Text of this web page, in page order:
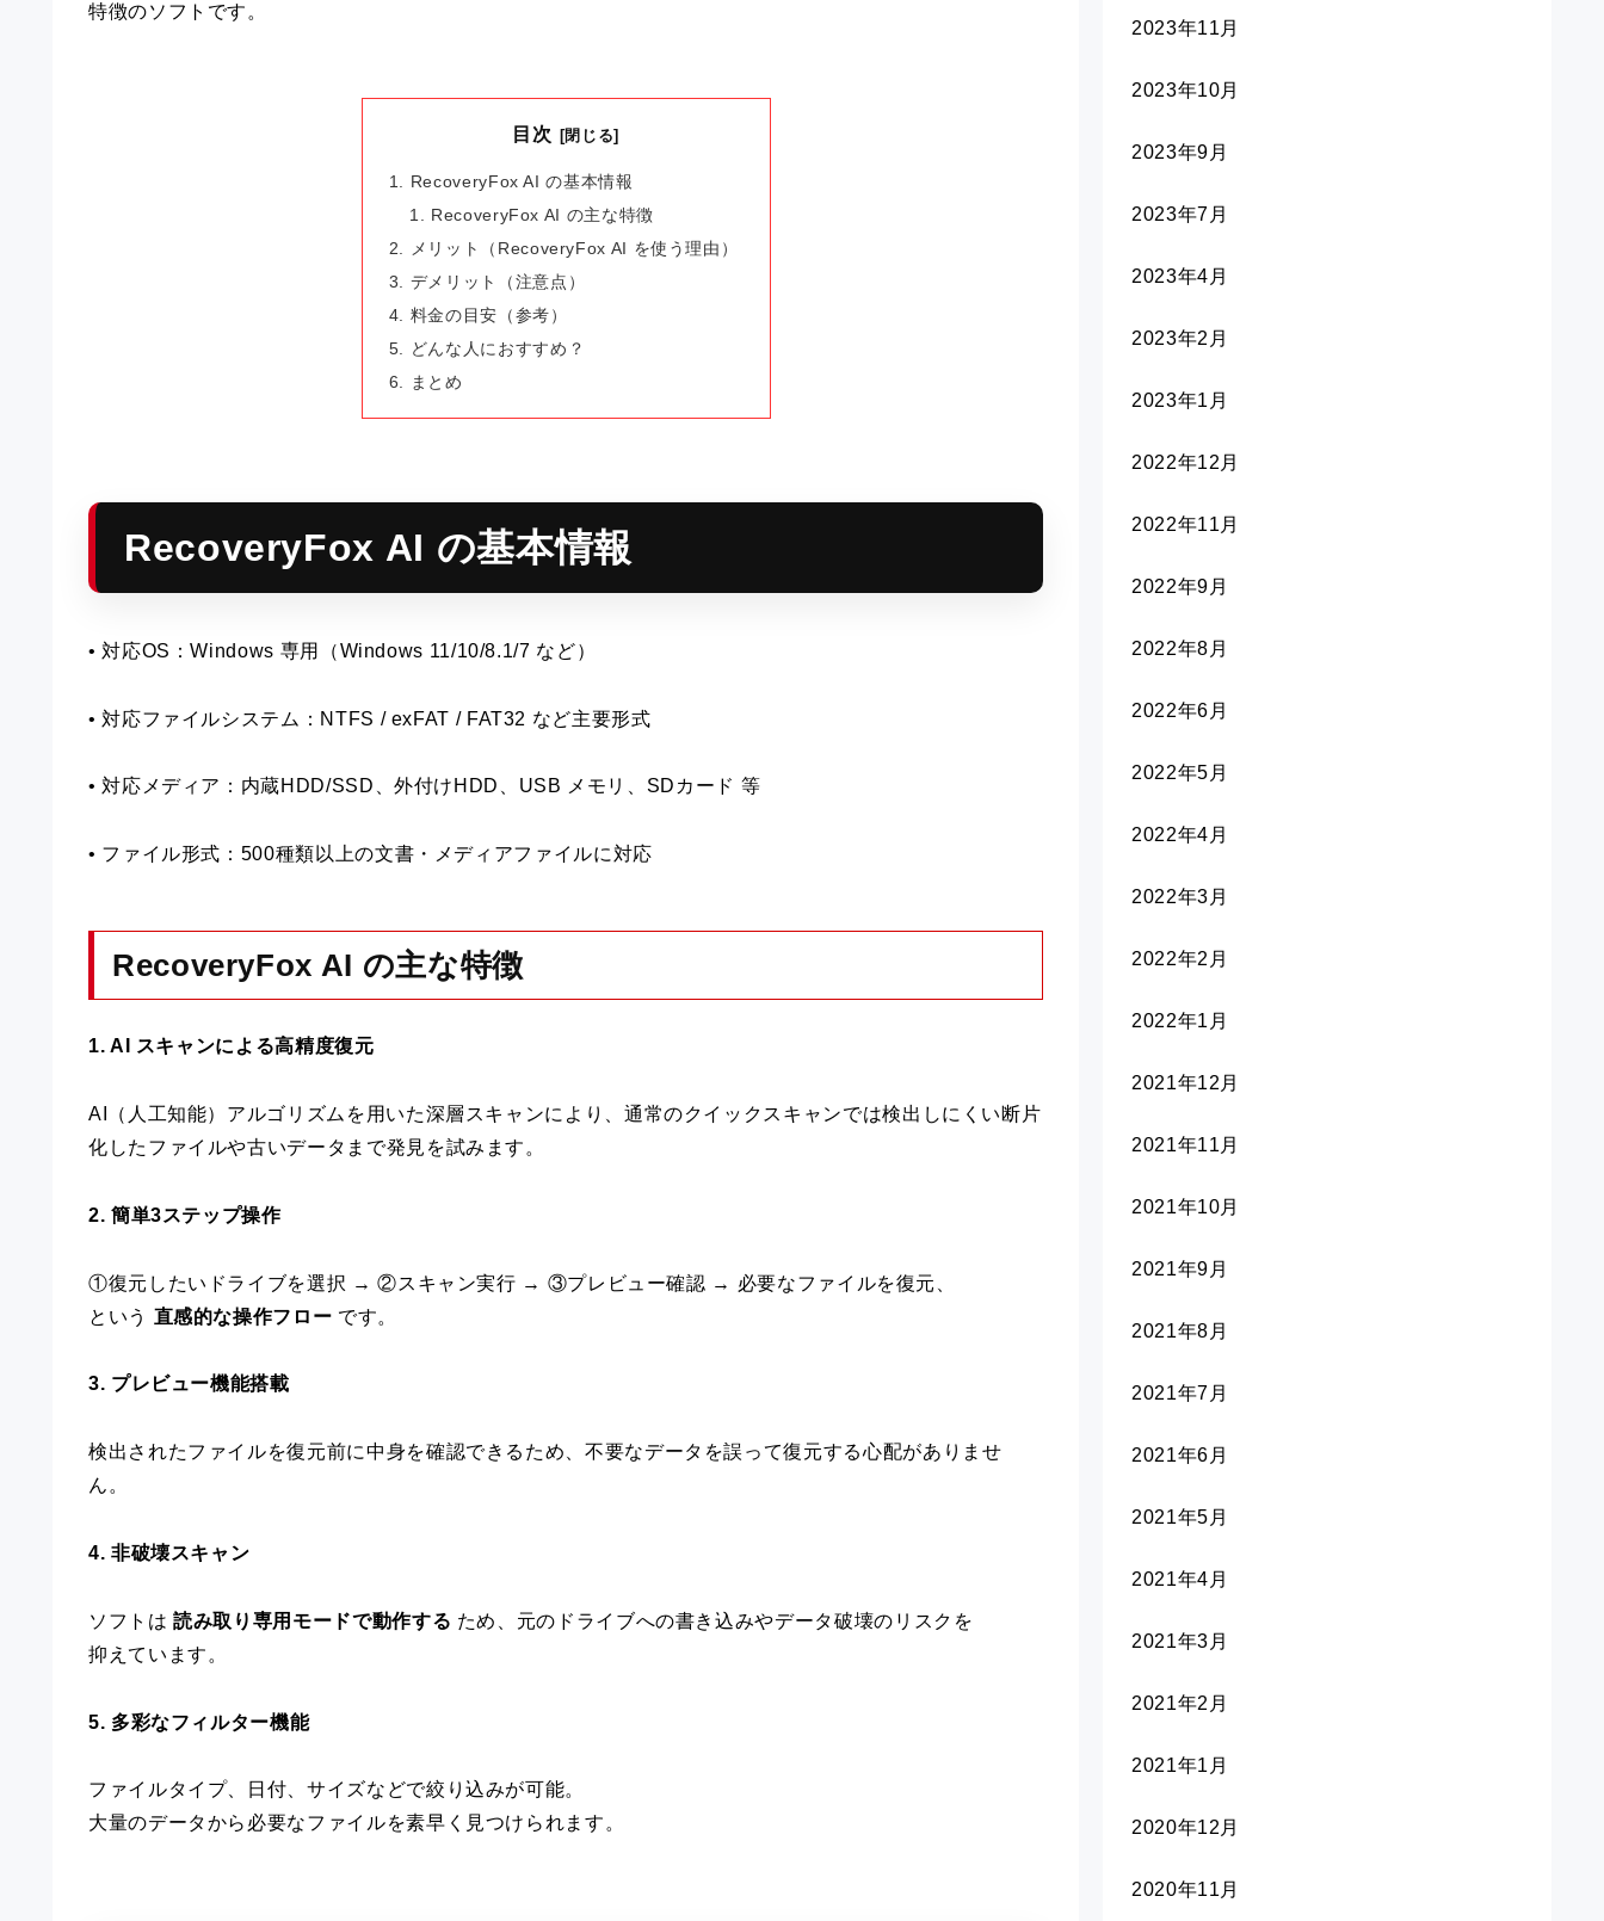
特徴のソフトです。
目次
RecoveryFox AI の基本情報
RecoveryFox AI の主な特徴
メリット（RecoveryFox AI を使う理由）
デメリット（注意点）
料金の目安（参考）
どんな人におすすめ？
まとめ
RecoveryFox AI の基本情報
• 対応OS：Windows 専用（Windows 11/10/8.1/7 など）
• 対応ファイルシステム：NTFS / exFAT / FAT32 など主要形式
• 対応メディア：内蔵HDD/SSD、外付けHDD、USB メモリ、SDカード 等
• ファイル形式：500種類以上の文書・メディアファイルに対応
RecoveryFox AI の主な特徴
1. AI スキャンによる高精度復元
AI（人工知能）アルゴリズムを用いた深層スキャンにより、通常のクイックスキャンでは検出しにくい断片
化したファイルや古いデータまで発見を試みます。
2. 簡単3ステップ操作
①復元したいドライブを選択 → ②スキャン実行 → ③プレビュー確認 → 必要なファイルを復元、
という 直感的な操作フロー です。
3. プレビュー機能搭載
検出されたファイルを復元前に中身を確認できるため、不要なデータを誤って復元する心配がありませ
ん。
4. 非破壊スキャン
ソフトは読み取り専用モードで動作する ため、元のドライブへの書き込みやデータ破壊のリスクを
抑えています。
5. 多彩なフィルター機能
ファイルタイプ、日付、サイズなどで絞り込みが可能。
大量のデータから必要なファイルを素早く見つけられます。
2023年11月
2023年10月
2023年9月
2023年7月
2023年4月
2023年2月
2023年1月
2022年12月
2022年11月
2022年9月
2022年8月
2022年6月
2022年5月
2022年4月
2022年3月
2022年2月
2022年1月
2021年12月
2021年11月
2021年10月
2021年9月
2021年8月
2021年7月
2021年6月
2021年5月
2021年4月
2021年3月
2021年2月
2021年1月
2020年12月
2020年11月